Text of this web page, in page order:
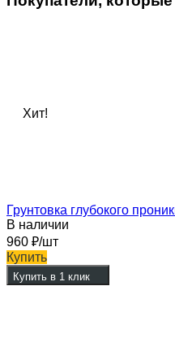
Хит!
Грунтовка глубокого
В наличии
960 ₽/шт
Купить
Купить в 1 клик